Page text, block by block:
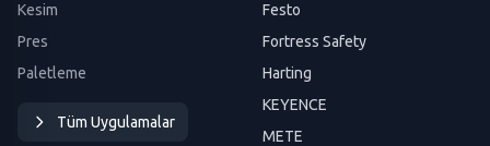
Kesim
Pres
Paletleme
Tüm Uygulamalar
Festo
Fortress Safety
Harting
KEYENCE
METE